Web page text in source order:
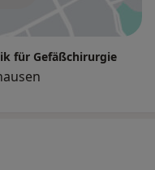
für Gefäßchirurgie